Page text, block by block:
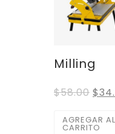
Milling
$58.00 $
AGREGAR AL
CARRITO